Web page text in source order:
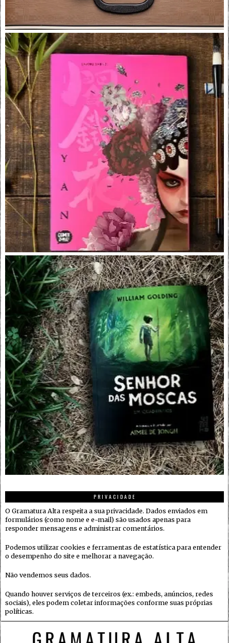
PRIVACIDADE
O Gramatura Alta respeita a sua privacidade. Dados enviados em
formulários (como nome e e-mail) são usados apenas para
responder mensagens e administrar comentários.
Podemos utilizar cookies e ferramentas de estatística para entender
o desempenho do site e melhorar a navegação.
Não vendemos seus dados.
Quando houver serviços de terceiros (ex.: embeds, anúncios, redes
sociais), eles podem coletar informações conforme suas próprias
políticas.